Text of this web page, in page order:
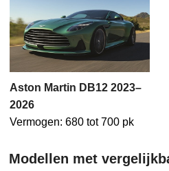
Aston Martin DB12 2023–
2026
Vermogen: 680 tot 700 pk
Modellen met